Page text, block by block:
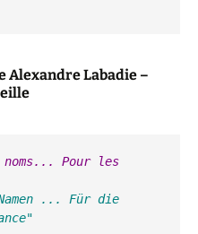
Alexandre Labadie –
noms... Pour les
... Für die